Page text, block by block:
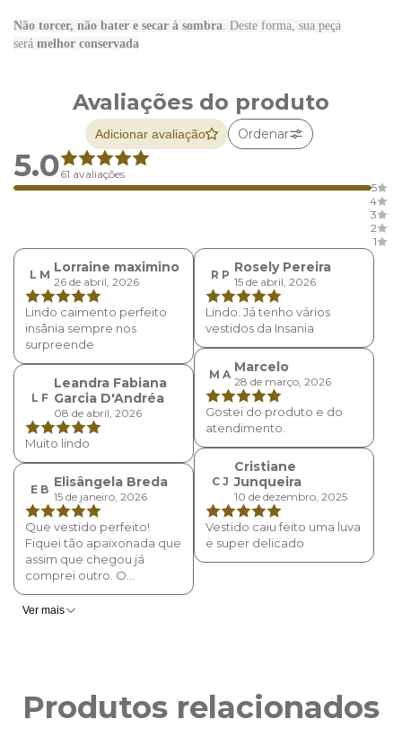
Não torcer, não bater e secar à sombra. Deste forma, sua peça
será melhor conservada
Avaliações do produto
Adicionar avaliação Ordenar
5.061 avaliações
5
4
3
2
1
L M Lorraine maximino
26 de abril, 2026
Lindo caimento perfeito
insânia sempre nos
surpreende
L F
Leandra Fabiana
Garcia D'Andréa
08 de abril, 2026
Muito lindo
E B Elisângela Breda
15 de janeiro, 2026
Que vestido perfeito!
Fiquei tão apaixonada que
assim que chegou já
comprei outro. O
acabamento, caimento,
modelagem, tecido... tudo
R P Rosely Pereira
15 de abril, 2026
Lindo. Já tenho vários
vestidos da Insania
M A Marcelo
28 de março, 2026
Gostei do produto e do
atendimento.
C J
Cristiane
Junqueira
10 de dezembro, 2025
Vestido caiu feito uma luva
e super delicado
Ver mais
Produtos relacionados